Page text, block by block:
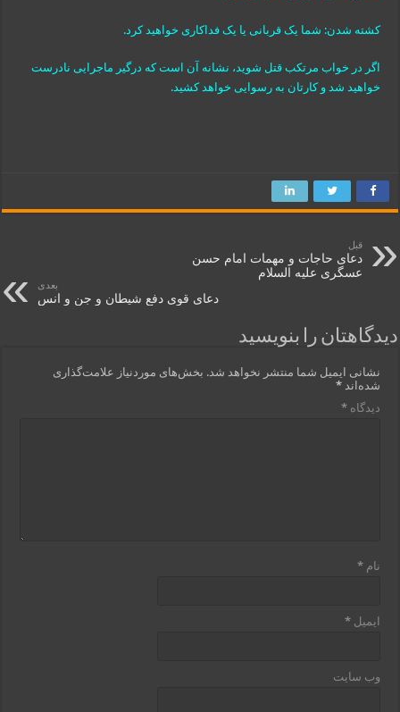
کشته شدن: شما یک قربانی یا یک فداکاری خواهید کرد.
اگر در خواب مرتکب قتل شوید، نشانه آن است که درگیر ماجرایی نادرست
خواهید شد و کارتان به رسوایی خواهد کشید.
قبل
دعای حاجات و مهمات امام حسن
عسگری علیه السلام
بعدی
دعای قوی دفع شیطان و جن و انس
دیدگاهتان را بنویسید
نشانی ایمیل شما منتشر نخواهد شد. بخش‌های موردنیاز علامت‌گذاری
شده‌اند*
دیدگاه*
نام*
ایمیل*
وب‌ سایت